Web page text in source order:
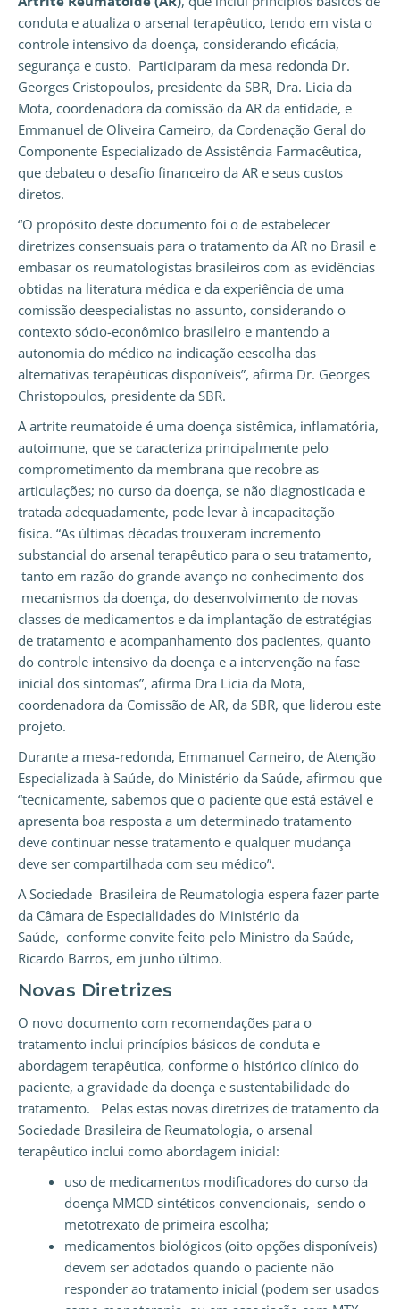
conduta e atualiza o arsenal terapêutico, tendo em vista o
controle intensivo da doença, considerando eficácia,
segurança e custo. Participaram da mesa redonda Dr.
Georges Cristopoulos, presidente da SBR, Dra. Licia da
Mota, coordenadora da comissão da AR da entidade, e
Emmanuel de Oliveira Carneiro, da Cordenação Geral do
Componente Especializado de Assistência Farmacêutica,
que debateu o desafio financeiro da AR e seus custos
diretos.
“O propósito deste documento foi o de estabelecer
diretrizes consensuais para o tratamento da AR no Brasil e
embasar os reumatologistas brasileiros com as evidências
obtidas na literatura médica e da experiência de uma
comissão deespecialistas no assunto, considerando o
contexto sócio-econômico brasileiro e mantendo a
autonomia do médico na indicação eescolha das
alternativas terapêuticas disponíveis”, afirma Dr. Georges
Christopoulos, presidente da SBR.
A artrite reumatoide é uma doença sistêmica, inflamatória,
autoimune, que se caracteriza principalmente pelo
comprometimento da membrana que recobre as
articulações; no curso da doença, se não diagnosticada e
tratada adequadamente, pode levar à incapacitação
física. “As últimas décadas trouxeram incremento
substancial do arsenal terapêutico para o seu tratamento,
tanto em razão do grande avanço no conhecimento dos
mecanismos da doença, do desenvolvimento de novas
classes de medicamentos e da implantação de estratégias
de tratamento e acompanhamento dos pacientes, quanto
do controle intensivo da doença e a intervenção na fase
inicial dos sintomas”, afirma Dra Licia da Mota,
coordenadora da Comissão de AR, da SBR, que liderou este
projeto.
Durante a mesa-redonda, Emmanuel Carneiro, de Atenção
Especializada à Saúde, do Ministério da Saúde, afirmou que
“tecnicamente, sabemos que o paciente que está estável e
apresenta boa resposta a um determinado tratamento
deve continuar nesse tratamento e qualquer mudança
deve ser compartilhada com seu médico”.
A Sociedade Brasileira de Reumatologia espera fazer parte
da Câmara de Especialidades do Ministério da
Saúde, conforme convite feito pelo Ministro da Saúde,
Ricardo Barros, em junho último.
Novas Diretrizes
O novo documento com recomendações para o
tratamento inclui princípios básicos de conduta e
abordagem terapêutica, conforme o histórico clínico do
paciente, a gravidade da doença e sustentabilidade do
tratamento. Pelas estas novas diretrizes de tratamento da
Sociedade Brasileira de Reumatologia, o arsenal
terapêutico inclui como abordagem inicial:
uso de medicamentos modificadores do curso da
doença MMCD sintéticos convencionais, sendo o
metotrexato de primeira escolha;
medicamentos biológicos (oito opções disponíveis)
devem ser adotados quando o paciente não
responder ao tratamento inicial (podem ser usados